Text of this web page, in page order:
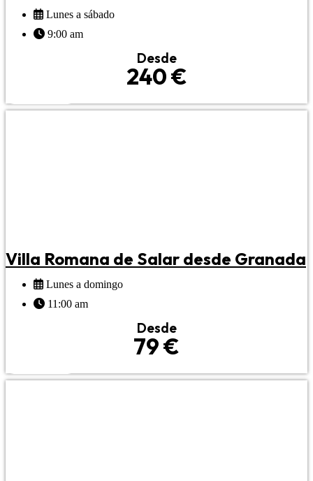
Lunes a sábado
9:00 am
Desde
240 €
Villa Romana de Salar desde Granada
Lunes a domingo
11:00 am
Desde
79 €